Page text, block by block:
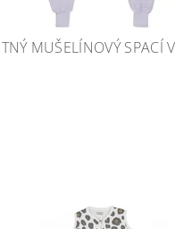
MUŠELÍNOVÝ SPACÍ